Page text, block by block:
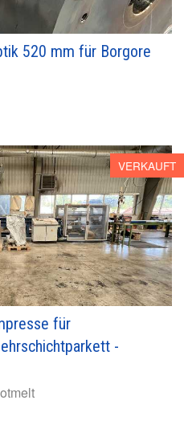
520 mm für Borgore
VERKAUFT
für
-